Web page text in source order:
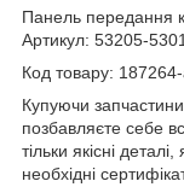
Панель передання
Артикул: 53205-
Код товару:
Купуючи
позбавляєте себе
тільки якісні
необхідні